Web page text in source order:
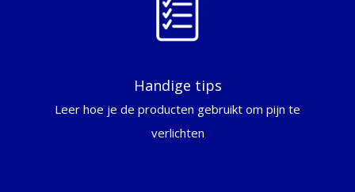
Handige tips
Leer hoe je de producten gebruikt om pijn te
verlichten